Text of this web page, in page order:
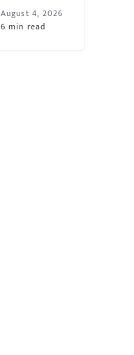
August 4, 2026
6 min read